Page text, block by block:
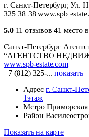
г. Санкт-Петербург, Ул.
325-38-38 www.spb-
5.0 11 отзывов 41 место
Санкт-Петербург
“АГЕНТСТВО
www.spb-estate.com
+7 (812) 325-... показать
Адрес г. Санкт-
1этаж
Метро Приморская
Район
Показать на карте